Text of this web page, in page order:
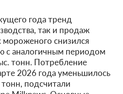
года тренд
так и продаж
снизился
с аналогичным периодом
тонн. Потребление
2026 года уменьшилось
подсчитали